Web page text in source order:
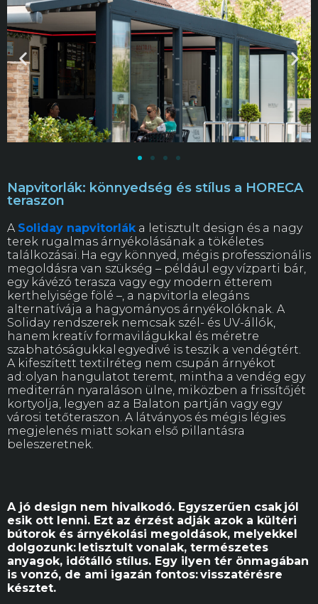
Napvitorlák: könnyedség és stílus a HORECA
teraszon
A Soliday napvitorláka letisztult design és a nagy
terek rugalmas árnyékolásának a tökéletes
találkozásai. Ha egy könnyed, mégis professzionális
megoldásra van szükség – például egy vízparti bár,
egy kávézó terasza vagy egy modern étterem
kerthelyisége fölé –, a napvitorla elegáns
alternatívája a hagyományos árnyékolóknak. A
Soliday rendszerek nemcsak szél- és UV-állók,
hanem kreatív formavilágukkal és méretre
szabhatóságukkal egyedivé is teszik a vendégtért.
A kifeszített textilréteg nem csupán árnyékot
ad: olyan hangulatot teremt, mintha a vendég egy
mediterrán nyaraláson ülne, miközben a frissítőjét
kortyolja, legyen az a Balaton partján vagy egy
városi tetőteraszon. A látványos és mégis légies
megjelenés miatt sokan első pillantásra
beleszeretnek.
A jó design nem hivalkodó. Egyszerűen csak jól
esik ott lenni. Ezt az érzést adják azok a kültéri
bútorok és árnyékolási megoldások, melyekkel
dolgozunk: letisztult vonalak, természetes
anyagok, időtálló stílus. Egy ilyen tér önmagában
is vonzó, de ami igazán fontos: visszatérésre
késztet.